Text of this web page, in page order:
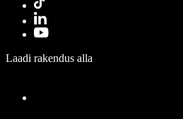
Laadi rakendus alla